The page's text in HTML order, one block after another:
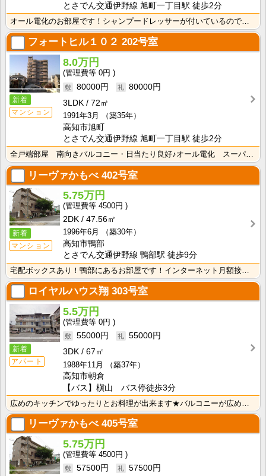
とさでん交通伊野線 旭町一丁目駅 徒歩2分
フォートヒル１０２ 202号室
新着
マンション
8.0万円
0円
80000円
80000円
3LDK
72㎡
1991年3月
（築35年）
高知市旭町
とさでん交通伊野線 旭町一丁目駅 徒歩2分
リーヴァかもべ402号室
新着
マンション
5.75万円
4500円
2DK
47.56㎡
1996年6月
（築30年）
高知市鴨部
とさでん交通伊野線 鴨部駅 徒歩9分
ロイヤルハウス翔 303号室
新着
アパート
5.5万円
0円
55000円
55000円
3DK
67㎡
1988年11月
（築37年）
高知市朝倉
【バス】槇山 バス停徒歩3分
リーヴァかもべ405号室
5.75万円
4500円
57500円
57500円